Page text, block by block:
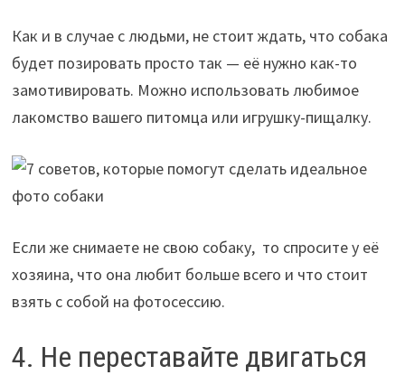
Как и в случае с людьми, не стоит ждать, что собака
будет позировать просто так — её нужно как-то
замотивировать. Можно использовать любимое
лакомство вашего питомца или игрушку-пищалку.
Если же снимаете не свою собаку, то спросите у её
хозяина, что она любит больше всего и что стоит
взять с собой на фотосессию.
4. Не переставайте двигаться